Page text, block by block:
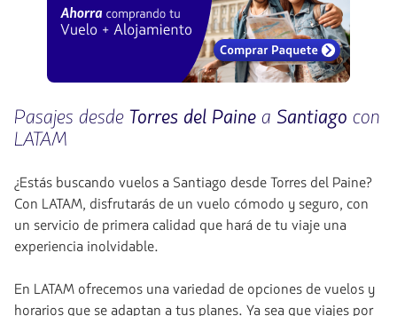
Pasajes desde Torres del Paine a Santiago con
LATAM
¿Estás buscando vuelos a Santiago desde Torres del Paine?
Con LATAM, disfrutarás de un vuelo cómodo y seguro, con
un servicio de primera calidad que hará de tu viaje una
experiencia inolvidable.
En LATAM ofrecemos una variedad de opciones de vuelos y
horarios que se adaptan a tus planes. Ya sea que viajes por